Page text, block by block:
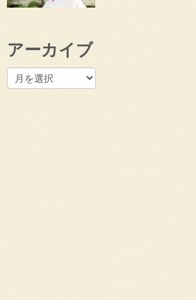
アーカイブ